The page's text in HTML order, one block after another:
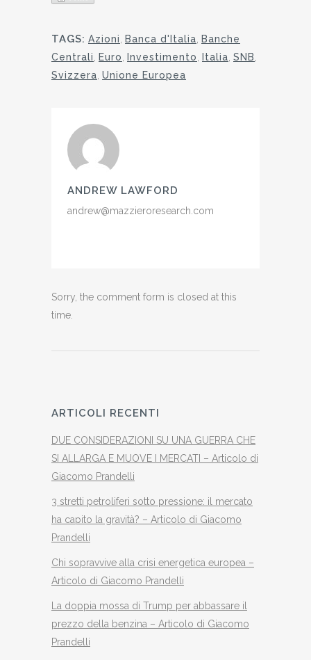
TAGS: Azioni Banca d'Italia
Banche
Centrali
Euro Investimento Italia SNB
Svizzera Unione Europea
ANDREW LAWFORD
andrew@mazzieroresearch.com
Sorry, the comment form is closed at this
time.
ARTICOLI RECENTI
DUE CONSIDERAZIONI SU UNA GUERRA CHE
SI ALLARGA E MUOVE I MERCATI – Articolo di
Giacomo Prandelli
3 stretti petroliferi sotto pressione: il mercato
ha capito la gravità? – Articolo di Giacomo
Prandelli
Chi sopravvive alla crisi energetica europea –
Articolo di Giacomo Prandelli
La doppia mossa di Trump per abbassare il
prezzo della benzina – Articolo di Giacomo
Prandelli